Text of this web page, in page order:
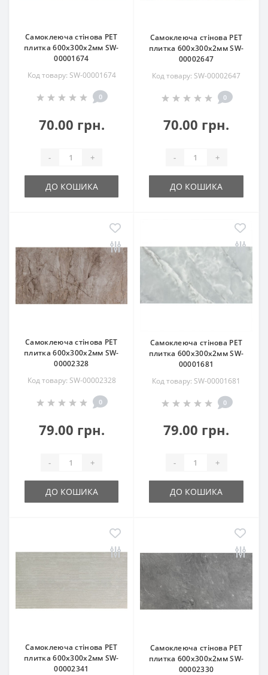
Самоклеюча стінова PET
плитка 600х300х2мм SW-
00001674
Код товару: SW-00001674
0
70.00 грн.
- +
ДО КОШИКА
Самоклеюча стінова PET
плитка 600х300х2мм SW-
00002647
Код товару: SW-00002647
0
70.00 грн.
- +
ДО КОШИКА
Самоклеюча стінова PET
плитка 600х300х2мм SW-
00002328
Код товару: SW-00002328
0
79.00 грн.
- +
ДО КОШИКА
Самоклеюча стінова PET
плитка 600х300х2мм SW-
00001681
Код товару: SW-00001681
0
79.00 грн.
- +
ДО КОШИКА
Самоклеюча стінова PET
плитка 600х300х2мм SW-
00002341
Самоклеюча стінова PET
плитка 600х300х2мм SW-
00002330